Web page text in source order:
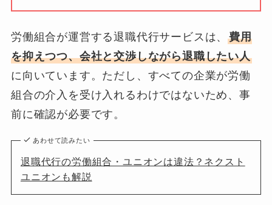
労働組合が運営する退職代行サービスは、費用
を抑えつつ、会社と交渉しながら退職したい人
に向いています。ただし、すべての企業が労働
組合の介入を受け入れるわけではないため、事
前に確認が必要です。
あわせて読みたい
退職代行の労働組合・ユニオンは違法？ネクスト
ユニオンも解説